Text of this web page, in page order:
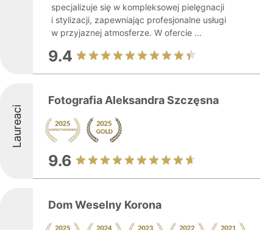
specjalizuje się w kompleksowej pielęgnacji
i stylizacji, zapewniając profesjonalne usługi
w przyjaznej atmosferze. W ofercie ...
9.4
Laureaci
Fotografia Aleksandra Szczęsna
9.6
Dom Weselny Korona